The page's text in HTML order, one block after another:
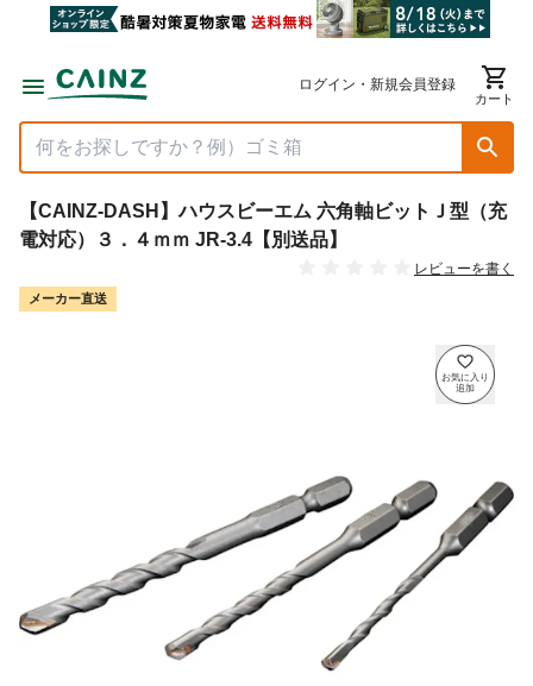
ログイン・新規会員登録
カート
【CAINZ-DASH】ハウスビーエム 六角軸ビットＪ型（充
電対応）３．４ｍｍ JR-3.4【別送品】
レビューを書く
メーカー直送